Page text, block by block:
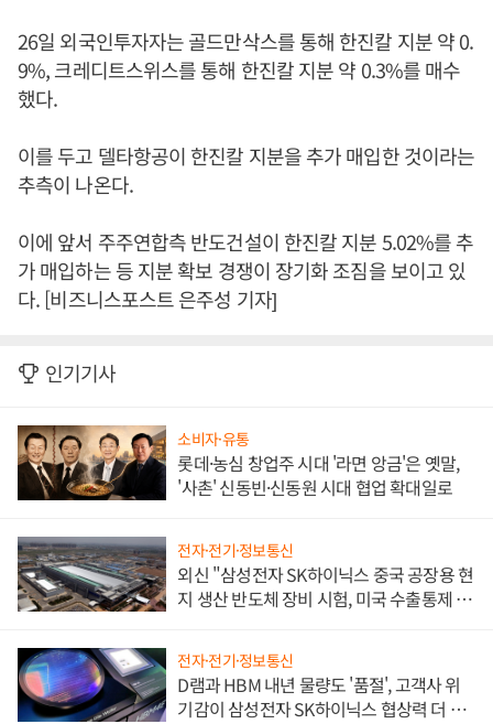
26일 외국인투자자는 골드만삭스를 통해 한진칼 지분 약 0.
9%, 크레디트스위스를 통해 한진칼 지분 약 0.3%를 매수
했다.
이를 두고 델타항공이 한진칼 지분을 추가 매입한 것이라는
추측이 나온다.
이에 앞서 주주연합측 반도건설이 한진칼 지분 5.02%를 추
가 매입하는 등 지분 확보 경쟁이 장기화 조짐을 보이고 있
다. [비즈니스포스트 은주성 기자]
인기기사
소비자·유통
롯데·농심 창업주 시대 '라면 앙금'은 옛말,
'사촌' 신동빈·신동원 시대 협업 확대일로
전자·전기·정보통신
외신 "삼성전자 SK하이닉스 중국 공장용 현
지 생산 반도체 장비 시험, 미국 수출통제 대
전자·전기·정보통신
D램과 HBM 내년 물량도 '품절', 고객사 위
기감이 삼성전자 SK하이닉스 협상력 더 키